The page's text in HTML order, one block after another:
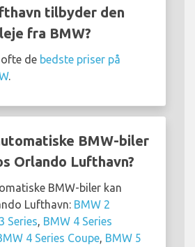
tilbyder den
fra BMW?
de bedste priser på
.
BMW-biler
Orlando Lufthavn?
BMW-biler kan
Lufthavn: BMW 2
Series BMW 4 Series
4 Series Coupe BMW 5